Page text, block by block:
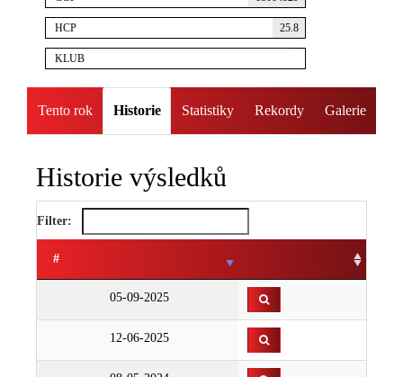
HCP 25.8
KLUB
Tento rok Historie Statistiky Rekordy Galerie
Historie výsledků
Filter:
#
05-09-2025
12-06-2025